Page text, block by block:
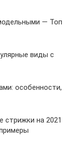
— Топ
виды с
особенности,
стрижки на 2021